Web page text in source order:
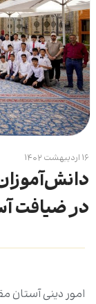
۱۶ اردیبهشت ۱۴۰۲
در ضیافت
امور دینی آستان